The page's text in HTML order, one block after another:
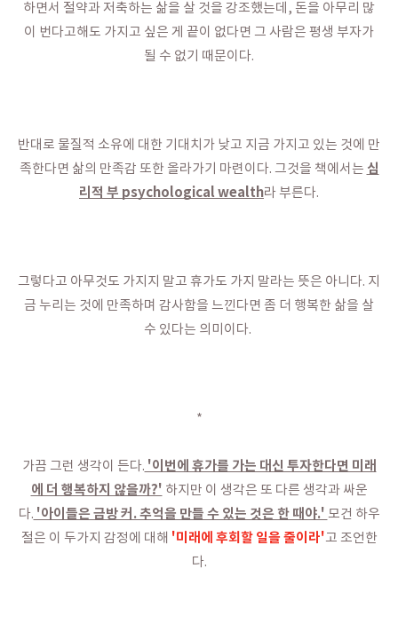
하면서 절약과 저축하는 삶을 살 것을 강조했는데, 돈을 아무리 많
이 번다고해도 가지고 싶은 게 끝이 없다면 그 사람은 평생 부자가
될 수 없기 때문이다.
반대로 물질적 소유에 대한 기대치가 낮고 지금 가지고 있는 것에 만
족한다면 삶의 만족감 또한 올라가기 마련이다. 그것을 책에서는 심
리적 부 psychological wealth라 부른다.
그렇다고 아무것도 가지지 말고 휴가도 가지 말라는 뜻은 아니다. 지
금 누리는 것에 만족하며 감사함을 느낀다면 좀 더 행복한 삶을 살
수 있다는 의미이다.
*
가끔 그런 생각이 든다. '이번에 휴가를 가는 대신 투자한다면 미래
에 더 행복하지 않을까?' 하지만 이 생각은 또 다른 생각과 싸운
다. '아이들은 금방 커. 추억을 만들 수 있는 것은 한 때야.' 모건 하우
절은 이 두가지 감정에 대해 '미래에 후회할 일을 줄이라'고 조언한
다.